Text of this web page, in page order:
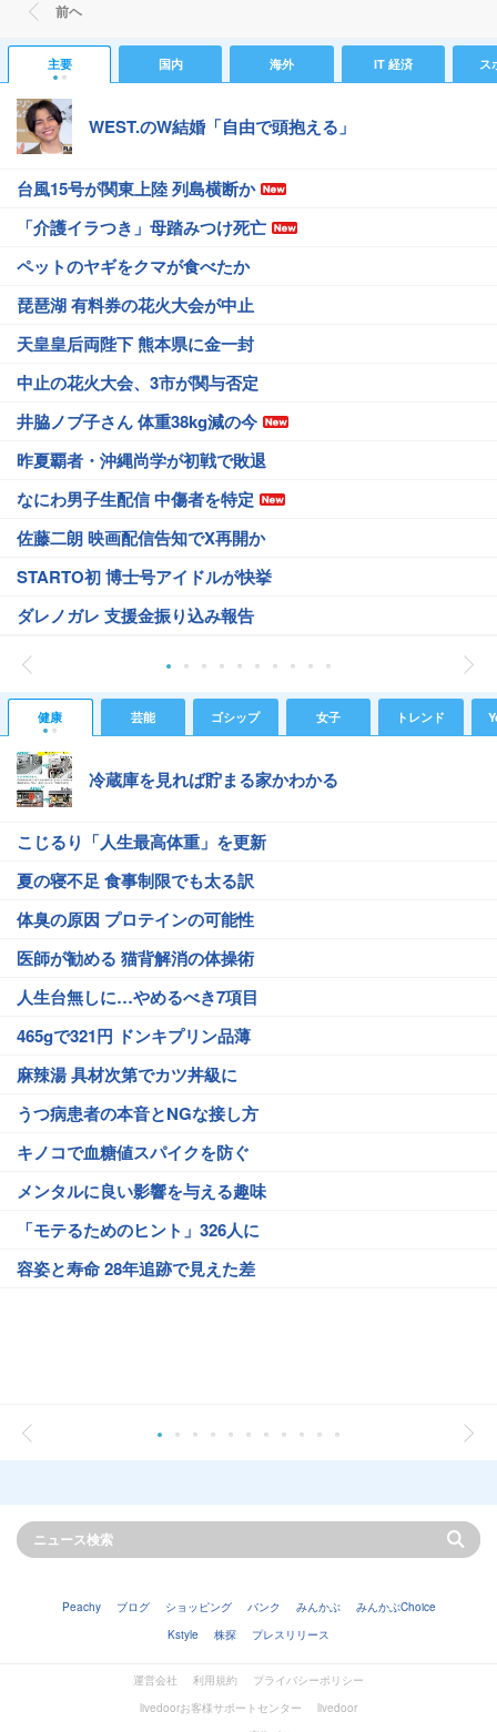
前ヘ
主要 国内 海外 IT 経済 ス
WEST.のW結婚「自由で頭抱える」
台風15号が関東上陸 列島横断か
「介護イラつき」母踏みつけ死亡
ペットのヤギをクマが食べたか
琵琶湖 有料券の花火大会が中止
天皇皇后両陛下 熊本県に金一封
中止の花火大会、3市が関与否定
井脇ノブ子さん 体重38kg減の今
昨夏覇者・沖縄尚学が初戦で敗退
なにわ男子生配信 中傷者を特定
佐藤二朗 映画配信告知でX再開か
STARTO初 博士号アイドルが快挙
ダレノガレ 支援金振り込み報告
健康 芸能 ゴシップ 女子 トレンド
冷蔵庫を見れば貯まる家かわかる
こじるり「人生最高体重」を更新
夏の寝不足 食事制限でも太る訳
体臭の原因 プロテインの可能性
医師が勧める 猫背解消の体操術
人生台無しに…やめるべき7項目
465gで321円 ドンキプリン品薄
麻辣湯 具材次第でカツ丼級に
うつ病患者の本音とNGな接し方
キノコで血糖値スパイクを防ぐ
メンタルに良い影響を与える趣味
「モテるためのヒント」326人に
容姿と寿命 28年追跡で見えた差
Peachy ブログ ショッピング バンク みんかぶ
みんかぶChoice
Kstyle
株探 プレスリリース
運営会社 利用規約
プライバシーポリシー
livedoorお客様サポートセンター
livedoor